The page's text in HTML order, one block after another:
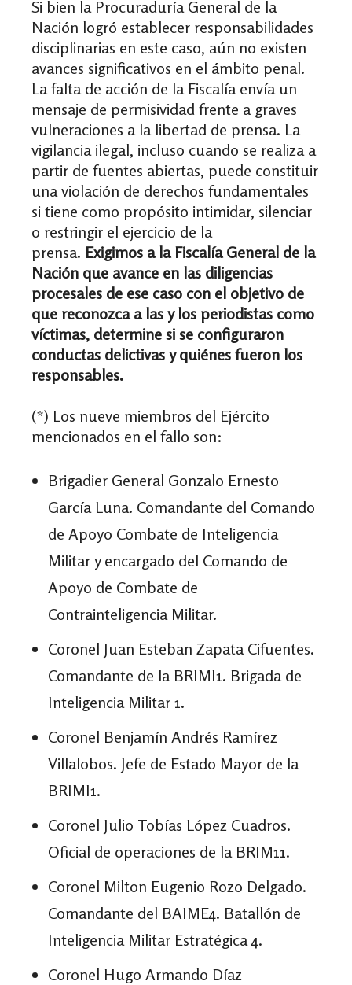
Si bien la Procuraduría General de la
Nación logró establecer responsabilidades
disciplinarias en este caso, aún no existen
avances significativos en el ámbito penal.
La falta de acción de la Fiscalía envía un
mensaje de permisividad frente a graves
vulneraciones a la libertad de prensa. La
vigilancia ilegal, incluso cuando se realiza a
partir de fuentes abiertas, puede constituir
una violación de derechos fundamentales
si tiene como propósito intimidar, silenciar
o restringir el ejercicio de la
prensa. Exigimos a la Fiscalía General de la
Nación que avance en las diligencias
procesales de ese caso con el objetivo de
que reconozca a las y los periodistas como
víctimas, determine si se configuraron
conductas delictivas y quiénes fueron los
responsables.
(*) Los nueve miembros del Ejército
mencionados en el fallo son:
Brigadier General Gonzalo Ernesto
García Luna. Comandante del Comando
de Apoyo Combate de Inteligencia
Militar y encargado del Comando de
Apoyo de Combate de
Contrainteligencia Militar.
Coronel Juan Esteban Zapata Cifuentes.
Comandante de la BRIMI1. Brigada de
Inteligencia Militar 1.
Coronel Benjamín Andrés Ramírez
Villalobos. Jefe de Estado Mayor de la
BRIMI1.
Coronel Julio Tobías López Cuadros.
Oficial de operaciones de la BRIM11.
Coronel Milton Eugenio Rozo Delgado.
Comandante del BAIME4. Batallón de
Inteligencia Militar Estratégica 4.
Coronel Hugo Armando Díaz